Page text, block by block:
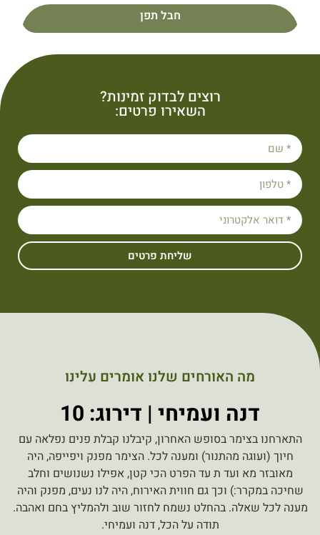
חבל תפן
רוצים לבדוק זמינות?
השאירו פרטים:
שליחת פרטים
מה האורחים שלנו אומרים עלינו
דנה ועמיחי | דירוג: 10
התארחנו בצימר בסופש האחרון, קיבלנו קבלת פנים נפלאה עם
חיוך (ועוגה מהתנור) ומענה לכל. הצימר מפנק ויפייפה, היה
מאובזר מא ועד ת עד הפרט הכי קטן, אפילו נשנושים וחלב
שחיכה במקרר:) וכך גם חווית האירוח, היה לנו נעים, מפנק והיה
מענה לכל שאלה. בהחלט נשמח לחזור שוב ולהמליץ בחם ואהבה.
תודה על הכל, דנה ועמיחי.